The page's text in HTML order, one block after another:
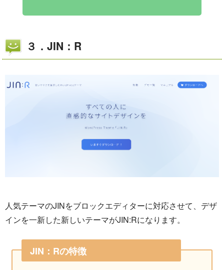
３．JIN：R
人気テーマのJINをブロックエディターに対応させて、デザ
インを一新した新しいテーマがJIN:Rになります。
JIN：Rの特徴